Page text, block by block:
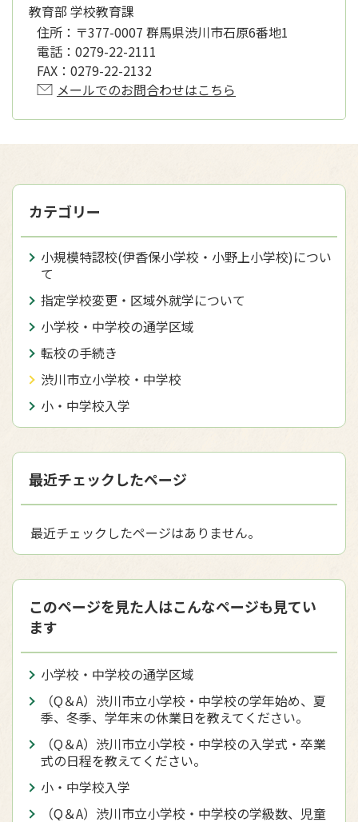
教育部 学校教育課
住所： 〒377-0007 群馬県渋川市石原6番地1
電話： 0279-22-2111
FAX： 0279-22-2132
メールでのお問合わせはこちら
カテゴリー
小規模特認校(伊香保小学校・小野上小学校)につい
て
指定学校変更・区域外就学について
小学校・中学校の通学区域
転校の手続き
渋川市立小学校・中学校
小・中学校入学
最近チェックしたページ
最近チェックしたページはありません。
このページを見た人はこんなページも見てい
ます
小学校・中学校の通学区域
（Q＆A）渋川市立小学校・中学校の学年始め、夏
季、冬季、学年末の休業日を教えてください。
（Q＆A）渋川市立小学校・中学校の入学式・卒業
式の日程を教えてください。
小・中学校入学
（Q＆A）渋川市立小学校・中学校の学級数、児童